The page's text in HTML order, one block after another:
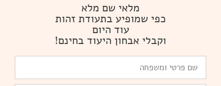
מלאי שם מלא
כפי שמופיע בתעודת זהות
עוד היום
וקבלי אבחון היעוד בחינם!
פרטי
ומשפחה